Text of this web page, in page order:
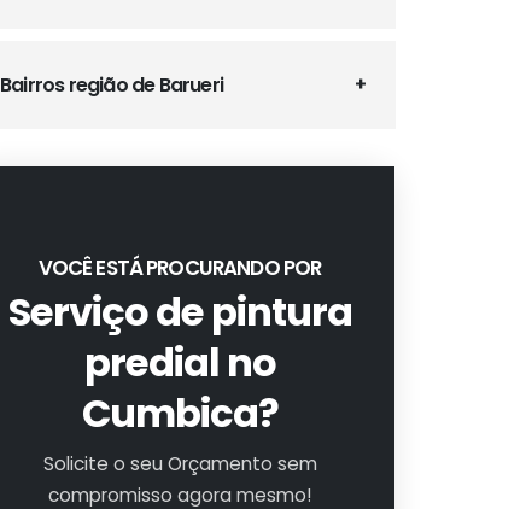
Bairros região de Barueri
VOCÊ ESTÁ PROCURANDO POR
Serviço de pintura
predial no
Cumbica?
Solicite o seu Orçamento sem
compromisso agora mesmo!